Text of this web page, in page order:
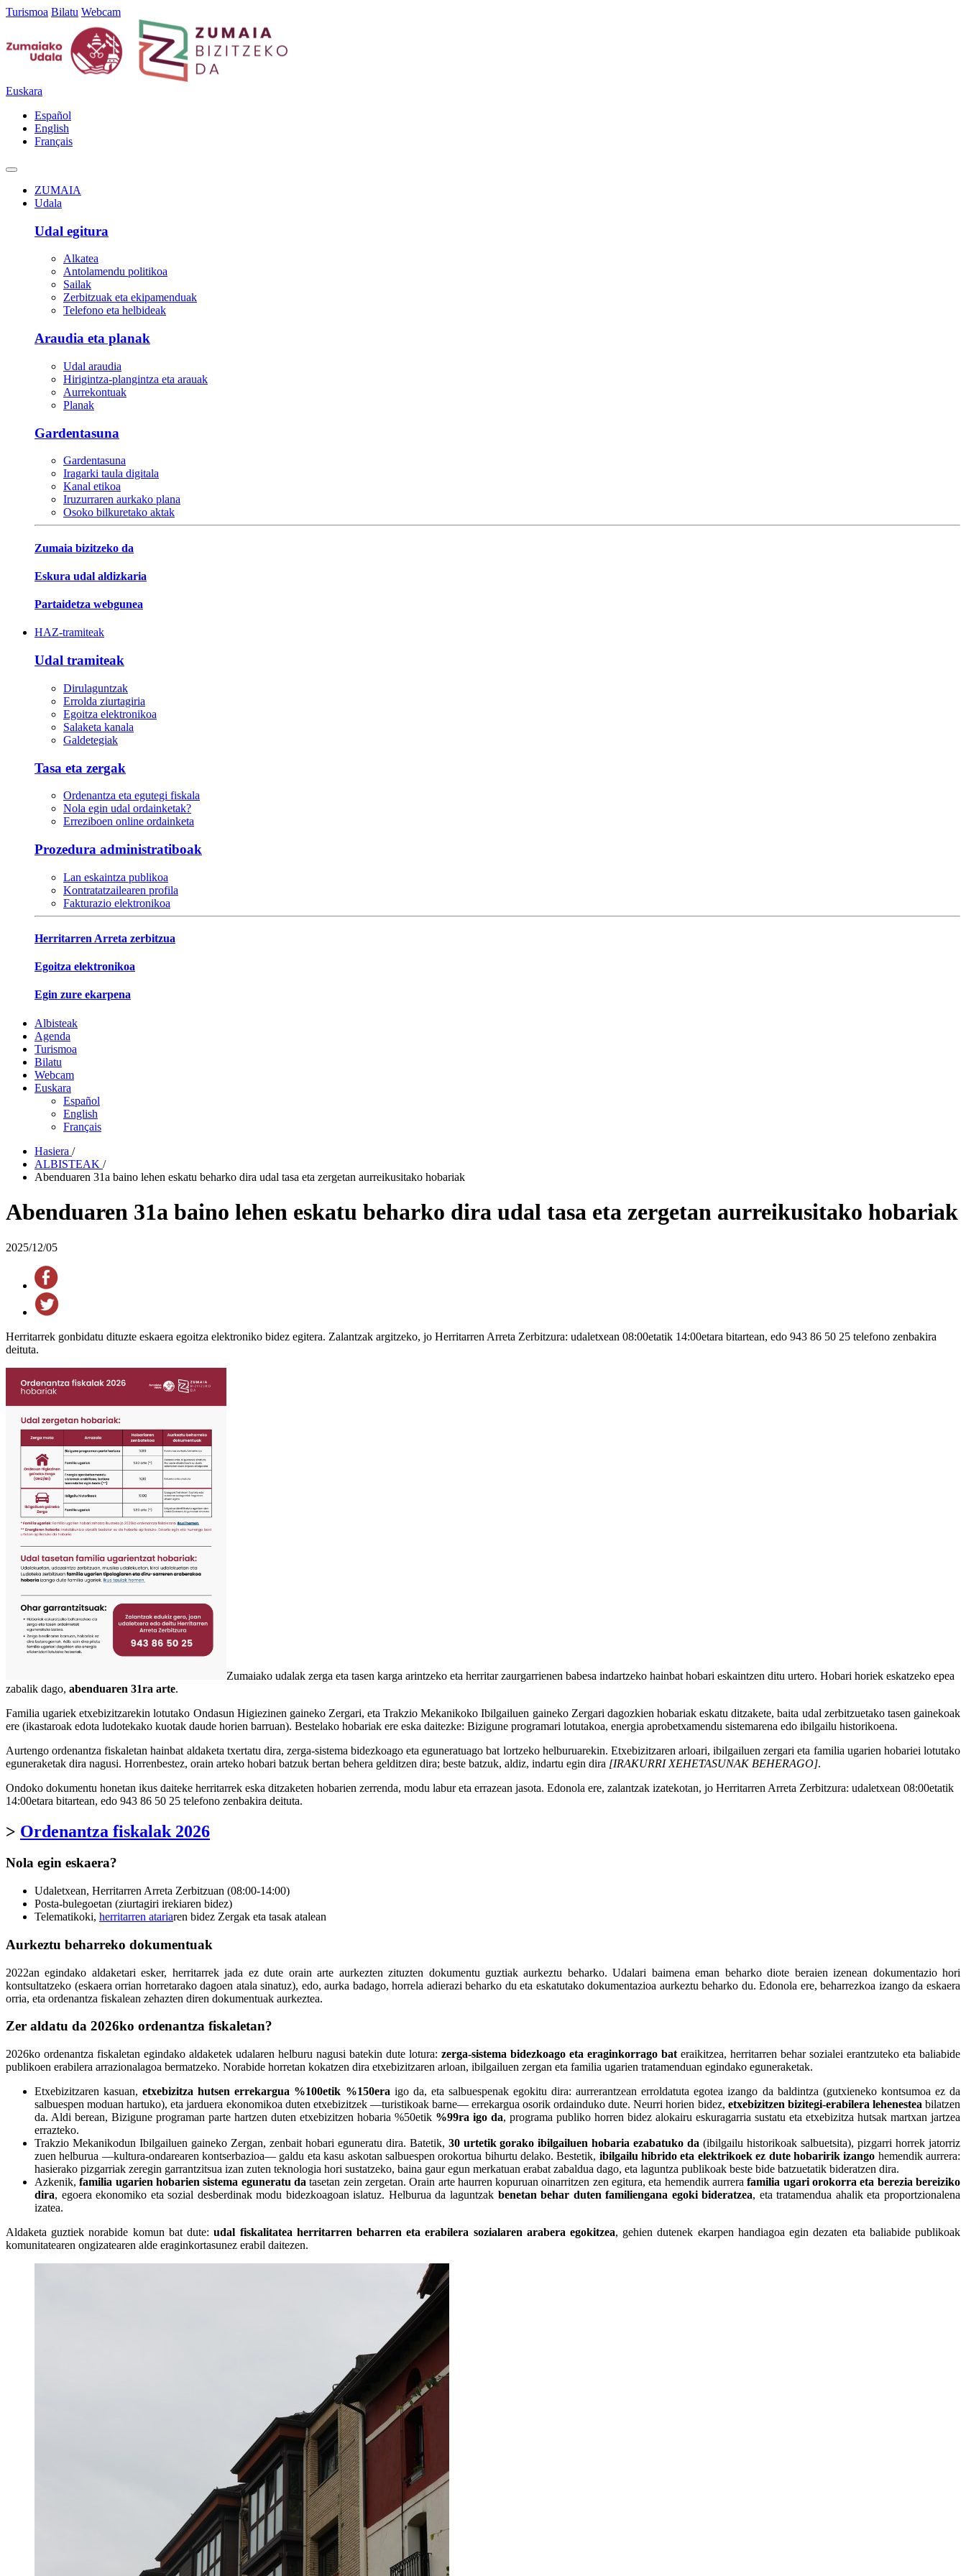
Turismoa Bilatu Webcam
Euskara
Español
English
Français
ZUMAIA
Udala
Udal egitura
Alkatea
Antolamendu politikoa
Sailak
Zerbitzuak eta ekipamenduak
Telefono eta helbideak
Araudia eta planak
Udal araudia
Hirigintza-plangintza eta arauak
Aurrekontuak
Planak
Gardentasuna
Gardentasuna
Iragarki taula digitala
Kanal etikoa
Iruzurraren aurkako plana
Osoko bilkuretako aktak
Zumaia bizitzeko da
Eskura udal aldizkaria
Partaidetza webgunea
HAZ-tramiteak
Udal tramiteak
Dirulaguntzak
Errolda ziurtagiria
Egoitza elektronikoa
Salaketa kanala
Galdetegiak
Tasa eta zergak
Ordenantza eta egutegi fiskala
Nola egin udal ordainketak?
Erreziboen online ordainketa
Prozedura administratiboak
Lan eskaintza publikoa
Kontratatzailearen profila
Fakturazio elektronikoa
Herritarren Arreta zerbitzua
Egoitza elektronikoa
Egin zure ekarpena
Albisteak
Agenda
Turismoa
Bilatu
Webcam
Euskara
Español
English
Français
Hasiera /
ALBISTEAK /
Abenduaren 31a baino lehen eskatu beharko dira udal tasa eta zergetan aurreikusitako hobariak
Abenduaren 31a baino lehen eskatu beharko dira udal tasa eta zergetan aurreikusitako hobariak
2025/12/05
Herritarrek gonbidatu dituzte eskaera egoitza elektroniko bidez egitera. Zalantzak argitzeko, jo Herritarren Arreta Zerbitzura: udaletxean 08:00etatik 14:00etara bitartean, edo 943 86 50 25 telefono zenbakira
deituta.
Zumaiako udalak zerga eta tasen karga arintzeko eta herritar zaurgarrienen babesa indartzeko hainbat hobari eskaintzen ditu urtero. Hobari horiek eskatzeko epea
zabalik dago, abenduaren 31ra arte.
Familia ugariek etxebizitzarekin lotutako Ondasun Higiezinen gaineko Zergari, eta Trakzio Mekanikoko Ibilgailuen gaineko Zergari dagozkien hobariak eskatu ditzakete, baita udal zerbitzuetako tasen gainekoak
ere (ikastaroak edota ludotekako kuotak daude horien barruan). Bestelako hobariak ere eska daitezke: Bizigune programari lotutakoa, energia aprobetxamendu sistemarena edo ibilgailu historikoena.
Aurtengo ordenantza fiskaletan hainbat aldaketa txertatu dira, zerga-sistema bidezkoago eta eguneratuago bat lortzeko helburuarekin. Etxebizitzaren arloari, ibilgailuen zergari eta familia ugarien hobariei lotutako
eguneraketak dira nagusi. Horrenbestez, orain arteko hobari batzuk bertan behera gelditzen dira; beste batzuk, aldiz, indartu egin dira [IRAKURRI XEHETASUNAK BEHERAGO].
Ondoko dokumentu honetan ikus daiteke herritarrek eska ditzaketen hobarien zerrenda, modu labur eta errazean jasota. Edonola ere, zalantzak izatekotan, jo Herritarren Arreta Zerbitzura: udaletxean 08:00etatik
14:00etara bitartean, edo 943 86 50 25 telefono zenbakira deituta.
> Ordenantza fiskalak 2026
Nola egin eskaera?
Udaletxean, Herritarren Arreta Zerbitzuan (08:00-14:00)
Posta-bulegoetan (ziurtagiri irekiaren bidez)
Telematikoki, herritarren atariaren bidez Zergak eta tasak atalean
Aurkeztu beharreko dokumentuak
2022an egindako aldaketari esker, herritarrek jada ez dute orain arte aurkezten zituzten dokumentu guztiak aurkeztu beharko. Udalari baimena eman beharko diote beraien izenean dokumentazio hori
kontsultatzeko (eskaera orrian horretarako dagoen atala sinatuz), edo, aurka badago, horrela adierazi beharko du eta eskatutako dokumentazioa aurkeztu beharko du. Edonola ere, beharrezkoa izango da eskaera
orria, eta ordenantza fiskalean zehazten diren dokumentuak aurkeztea.
Zer aldatu da 2026ko ordenantza fiskaletan?
2026ko ordenantza fiskaletan egindako aldaketek udalaren helburu nagusi batekin dute lotura: zerga-sistema bidezkoago eta eraginkorrago bat eraikitzea, herritarren behar sozialei erantzuteko eta baliabide
publikoen erabilera arrazionalagoa bermatzeko. Norabide horretan kokatzen dira etxebizitzaren arloan, ibilgailuen zergan eta familia ugarien tratamenduan egindako eguneraketak.
Etxebizitzaren kasuan,etxebizitza hutsen errekargua %100etik %150era igo da, eta salbuespenak egokitu dira: aurrerantzean erroldatuta egotea izango da baldintza (gutxieneko kontsumoa ez da
salbuespen moduan hartuko), eta jarduera ekonomikoa duten etxebizitzek —turistikoak barne— errekargua osorik ordainduko dute. Neurri horien bidez, etxebizitzen bizitegi-erabilera lehenestea bilatzen
da. Aldi berean, Bizigune programan parte hartzen duten etxebizitzen hobaria %50etik %99ra igo da, programa publiko horren bidez alokairu eskuragarria sustatu eta etxebizitza hutsak martxan jartzea
errazteko.
Trakzio Mekanikodun Ibilgailuen gaineko Zergan, zenbait hobari eguneratu dira. Batetik, 30 urtetik gorako ibilgailuen hobaria ezabatuko da (ibilgailu historikoak salbuetsita), pizgarri horrek jatorriz
zuen helburua —kultura-ondarearen kontserbazioa— galdu eta kasu askotan salbuespen orokortua bihurtu delako. Bestetik, ibilgailu hibrido eta elektrikoek ez dute hobaririk izango hemendik aurrera:
hasierako pizgarriak zeregin garrantzitsua izan zuten teknologia hori sustatzeko, baina gaur egun merkatuan erabat zabaldua dago, eta laguntza publikoak beste bide batzuetatik bideratzen dira.
Azkenik,familia ugarien hobarien sistema eguneratu da tasetan zein zergetan. Orain arte haurren kopuruan oinarritzen zen egitura, eta hemendik aurrerafamilia ugari orokorra eta berezia bereiziko
dira, egoera ekonomiko eta sozial desberdinak modu bidezkoagoan islatuz. Helburua da laguntzak benetan behar duten familiengana egoki bideratzea, eta tratamendua ahalik eta proportzionalena
izatea.
Aldaketa guztiek norabide komun bat dute:udal fiskalitatea herritarren beharren eta erabilera sozialaren arabera egokitzea, gehien dutenek ekarpen handiagoa egin dezaten eta baliabide publikoak
komunitatearen ongizatearen alde eraginkortasunez erabil daitezen.